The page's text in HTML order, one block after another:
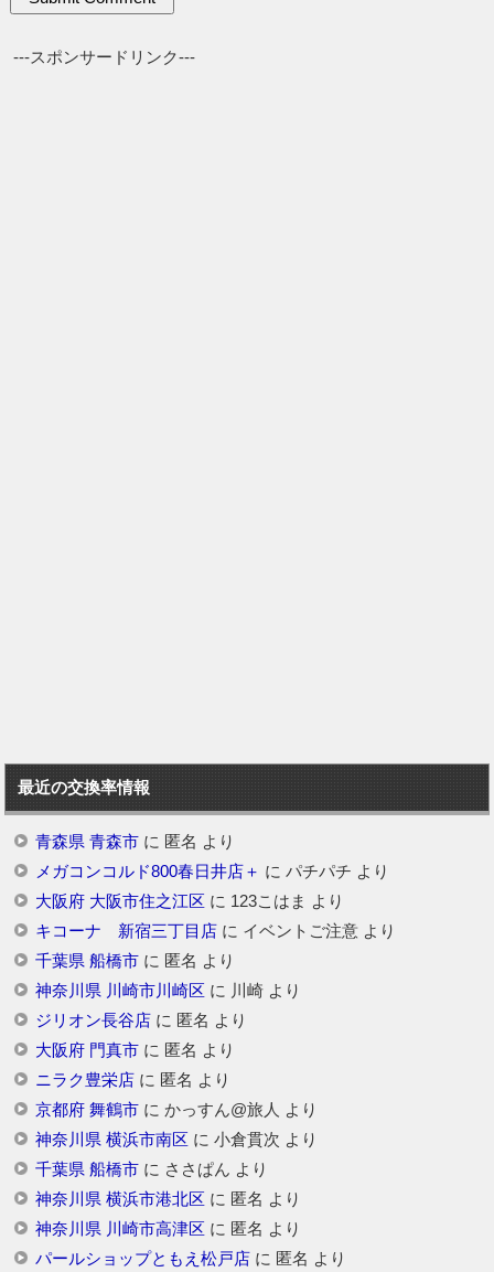
---スポンサードリンク---
最近の交換率情報
青森県 青森市に 匿名 より
メガコンコルド800春日井店＋ に パチパチ より
大阪府 大阪市住之江区 に 123こはま より
キコーナ 新宿三丁目店に イベントご注意より
千葉県 船橋市に 匿名 より
神奈川県 川崎市川崎区 に 川崎より
ジリオン長谷店に 匿名 より
大阪府 門真市に 匿名 より
ニラク豊栄店に 匿名 より
京都府 舞鶴市に かっすん@旅人 より
神奈川県 横浜市南区 に 小倉貫次 より
千葉県 船橋市に ささぱん より
神奈川県 横浜市港北区 に 匿名 より
神奈川県 川崎市高津区 に 匿名 より
パールショップともえ松戸店に 匿名 より